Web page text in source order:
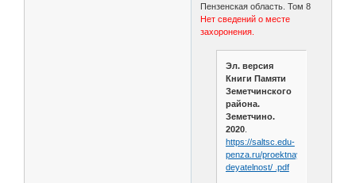
Пензенская область. Том 8
Нет сведений о месте
захоронения.
Эл. версия
Книги Памяти
Земетчинского
района.
Земетчино.
2020.
https://saltsc.edu-
penza.ru/proektnaya-
deyatelnost/ .pdf